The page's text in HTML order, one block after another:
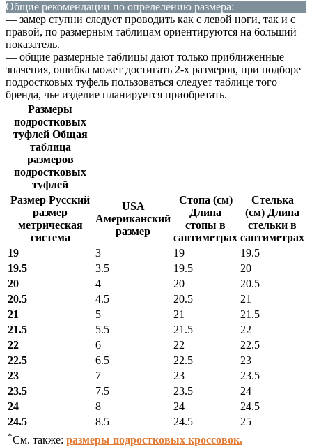
Общие рекомендации по определению размера:
— замер ступни следует проводить как с левой ноги, так и с
правой, по размерным таблицам ориентируются на больший
показатель.
— общие размерные таблицы дают только приближенные
значения, ошибка может достигать 2-х размеров, при подборе
подростковых туфель пользоваться следует таблице того
бренда, чье изделие планируется приобретать.
Размеры
подростковых
туфлей Общая
таблица
размеров
подростковых
туфлей
Размер Русский
размер
метрическая
система
USA
Американский
размер
Стопа (см)
Длина
стопы в
сантиметрах
Стелька
(см) Длина
стельки в
сантиметрах
19
3 19
19.5
19.5
3.5 19.5
20
20
4 20
20.5
20.5
4.5 20.5
21
21
5 21
21.5
21.5
5.5 21.5
22
22
6 22
22.5
22.5
6.5 22.5
23
23
7 23
23.5
23.5
7.5 23.5
24
24
8 24
24.5
24.5
8.5 24.5 25
*См. также: размеры подростковых кроссовок.